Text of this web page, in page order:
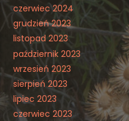
czerwiec 2024
grudzień 2023
listopad 2023
październik 2023
wrzesień 2023
sierpień 2023
lipiec 2023
czerwiec 2023